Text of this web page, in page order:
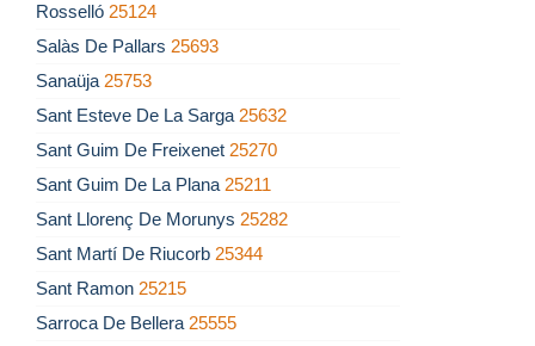
Rosselló 25124
Salàs De Pallars 25693
Sanaüja 25753
Sant Esteve De La Sarga 25632
Sant Guim De Freixenet 25270
Sant Guim De La Plana 25211
Sant Llorenç De Morunys 25282
Sant Martí De Riucorb 25344
Sant Ramon 25215
Sarroca De Bellera 25555